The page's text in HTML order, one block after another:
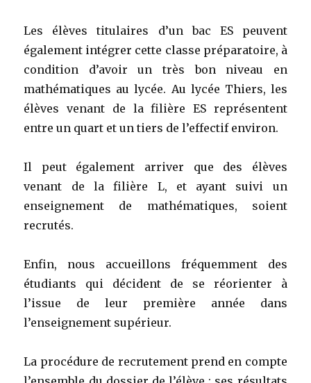
Les élèves titulaires d’un bac ES peuvent
également intégrer cette classe préparatoire, à
condition d’avoir un très bon niveau en
mathématiques au lycée. Au lycée Thiers, les
élèves venant de la filière ES représentent
entre un quart et un tiers de l’effectif environ.
Il peut également arriver que des élèves
venant de la filière L, et ayant suivi un
enseignement de mathématiques, soient
recrutés.
Enfin, nous accueillons fréquemment des
étudiants qui décident de se réorienter à
l’issue de leur première année dans
l’enseignement supérieur.
La procédure de recrutement prend en compte